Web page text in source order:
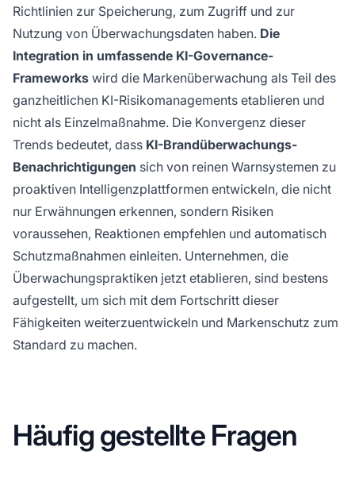
Richtlinien zur Speicherung, zum Zugriff und zur
Nutzung von Überwachungsdaten haben. Die
Integration in umfassende KI-Governance-
Frameworks wird die Markenüberwachung als Teil des
ganzheitlichen KI-Risikomanagements etablieren und
nicht als Einzelmaßnahme. Die Konvergenz dieser
Trends bedeutet, dass KI-Brandüberwachungs-
Benachrichtigungen sich von reinen Warnsystemen zu
proaktiven Intelligenzplattformen entwickeln, die nicht
nur Erwähnungen erkennen, sondern Risiken
voraussehen, Reaktionen empfehlen und automatisch
Schutzmaßnahmen einleiten. Unternehmen, die
Überwachungspraktiken jetzt etablieren, sind bestens
aufgestellt, um sich mit dem Fortschritt dieser
Fähigkeiten weiterzuentwickeln und Markenschutz zum
Standard zu machen.
Häufig gestellte Fragen